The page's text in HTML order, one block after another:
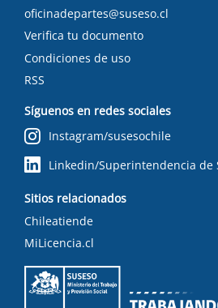
oficinadepartes@suseso.cl
Verifica tu documento
Condiciones de uso
RSS
Síguenos en redes sociales
Instagram/susesochile
Linkedin/Superintendencia de
Sitios relacionados
Chileatiende
MiLicencia.cl